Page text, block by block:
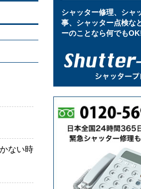
ない時
シャッター修理、シャ
事、シャッター点検な
ーのことなら何でも